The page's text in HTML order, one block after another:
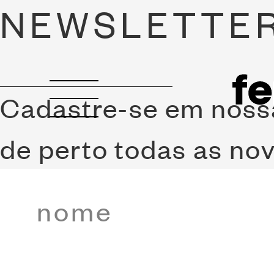
MESA
Cadastre-se em
de perto todas as